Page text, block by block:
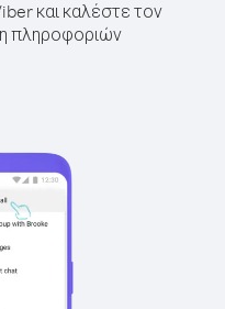
και καλέστε τον
πληροφοριών